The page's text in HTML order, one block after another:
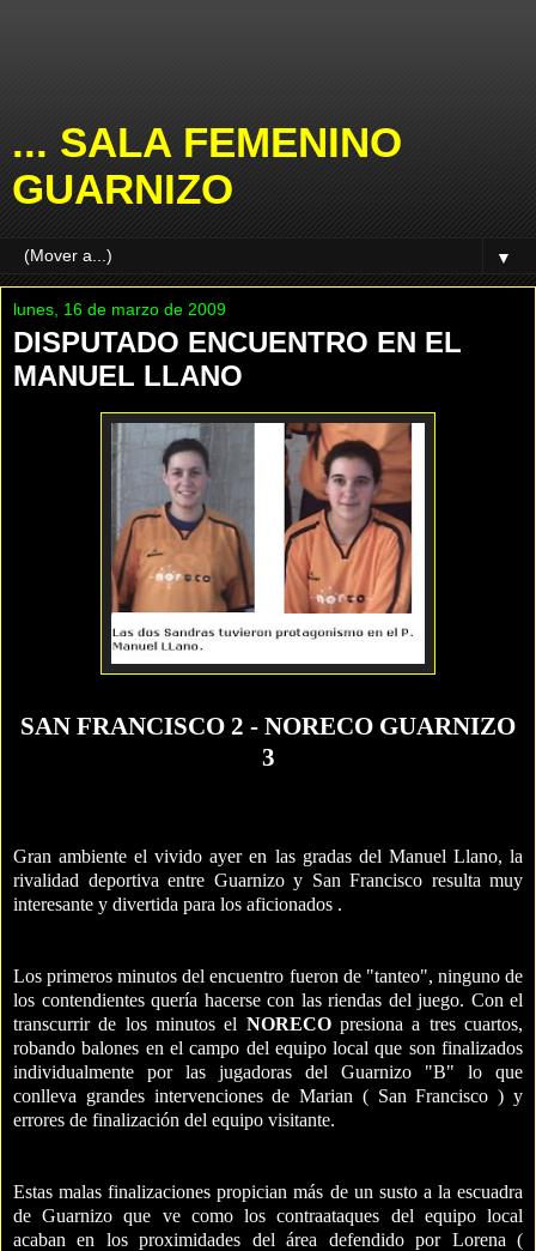
... SALA FEMENINO
GUARNIZO
▼
lunes, 16 de marzo de 2009
DISPUTADO ENCUENTRO EN EL
MANUEL LLANO
SAN FRANCISCO 2 - NORECO GUARNIZO
3
Gran ambiente el vivido ayer en las gradas del Manuel Llano, la
rivalidad deportiva entre Guarnizo y San Francisco resulta muy
interesante y divertida para los aficionados .
Los primeros minutos del encuentro fueron de "tanteo", ninguno de
los contendientes quería hacerse con las riendas del juego. Con el
transcurrir de los minutos el NORECOpresiona a tres cuartos,
robando balones en el campo del equipo local que son finalizados
individualmente por las jugadoras del Guarnizo "B" lo que
conlleva grandes intervenciones de Marian ( San Francisco ) y
errores de finalización del equipo visitante.
Estas malas finalizaciones propician más de un susto a la escuadra
de Guarnizo que ve como los contraataques del equipo local
acaban en los proximidades del área defendido por Lorena (